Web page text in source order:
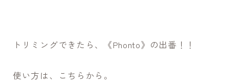
トリミングできたら、《Phonto》の出番！！
使い方は、こちらから。